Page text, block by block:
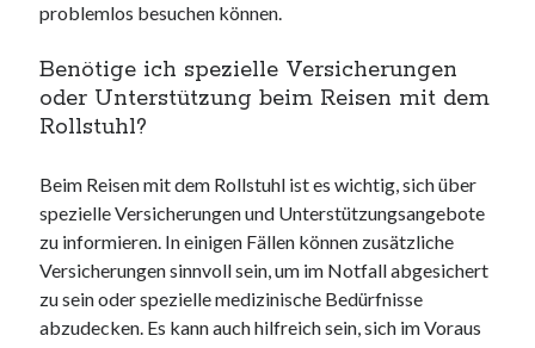
problemlos besuchen können.
Benötige ich spezielle Versicherungen
oder Unterstützung beim Reisen mit dem
Rollstuhl?
Beim Reisen mit dem Rollstuhl ist es wichtig, sich über
spezielle Versicherungen und Unterstützungsangebote
zu informieren. In einigen Fällen können zusätzliche
Versicherungen sinnvoll sein, um im Notfall abgesichert
zu sein oder spezielle medizinische Bedürfnisse
abzudecken. Es kann auch hilfreich sein, sich im Voraus